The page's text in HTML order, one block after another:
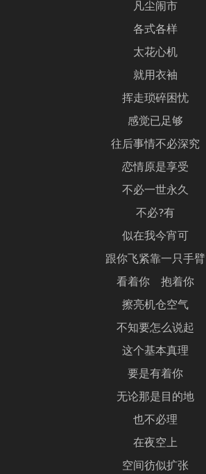
凡尘闹市
各式各样
太花心机
就用衣袖
挥走琐碎困忧
感觉已足够
往后事情不必深究
恋情原是享受
不必一世永久
不必?有
似在我今宵可
跟你飞紧靠一只手臂
看着你 抱着你
擦亮机仓空气
不知要怎么说起
这个基本真理
要是有着你
无论那是目的地
也不必理
在夜空上
空间彷似扩张